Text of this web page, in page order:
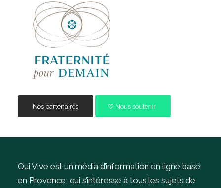
Nos partenaires Nous soutenir
Qui Vive est un média d’information en ligne basé
en Provence, qui s’intéresse à tous les sujets de